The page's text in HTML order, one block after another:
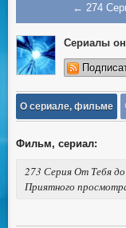
← 274
Сериалы
О сериале, фильме
Фильм, сериал:
273 Серия От Тебя до
Приятного